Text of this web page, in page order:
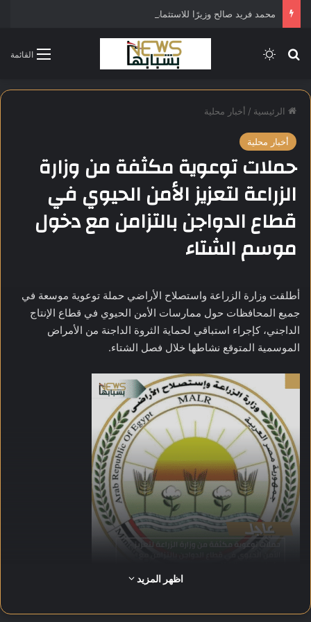
محمد فريد صالح وزيرًا للاستثمار في التشكيل الحكومي الجديد
القائمة بحث عن
الرئيسية / أخبار محلية
أخبار محلية
حملات توعوية مكثفة من وزارة
الزراعة لتعزيز الأمن الحيوي في
قطاع الدواجن بالتزامن مع دخول
موسم الشتاء
أطلقت وزارة الزراعة واستصلاح الأراضي حملة توعوية موسعة في
جميع المحافظات حول ممارسات الأمن الحيوي في قطاع الإنتاج
الداجني، كإجراء استباقي لحماية الثروة الداجنة من الأمراض
الموسمية المتوقع نشاطها خلال فصل الشتاء.
وقالت الدكتورة سماح عيد، مدير معهد بحوث الصحة الحيوانية، إن
اظهر المزيد